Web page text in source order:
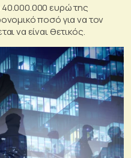
ευρώ της
ποσό για να τον
να είναι θετικός.